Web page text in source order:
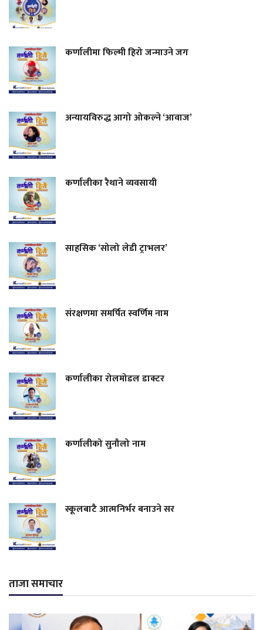
कर्णालीमा फिल्मी हिरो जन्माउने जग
अन्यायविरुद्ध आगो ओकल्ने ‘आवाज’
कर्णालीका रैथाने व्यवसायी
साहसिक ‘सोलो लेडी ट्राभलर’
संरक्षणमा समर्पित स्वर्णिम नाम
कर्णालीका रोलमोडल डाक्टर
कर्णालीको सुनौलो नाम
स्कूलबाटै आत्मनिर्भर बनाउने सर
ताजा समाचार